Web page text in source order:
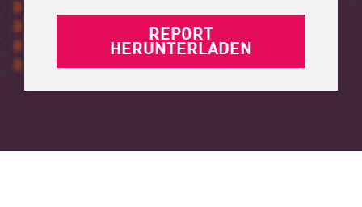
REPORT
HERUNTERLADEN